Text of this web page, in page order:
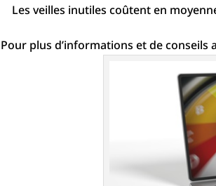
Les veilles inutiles coûtent en
Pour plus d’informations et de conseils